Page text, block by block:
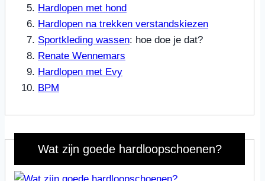
Hardlopen met hond
Hardlopen na trekken verstandskiezen
Sportkleding wassen: hoe doe je dat?
Renate Wennemars
Hardlopen met Evy
BPM
Wat zijn goede hardloopschoenen?